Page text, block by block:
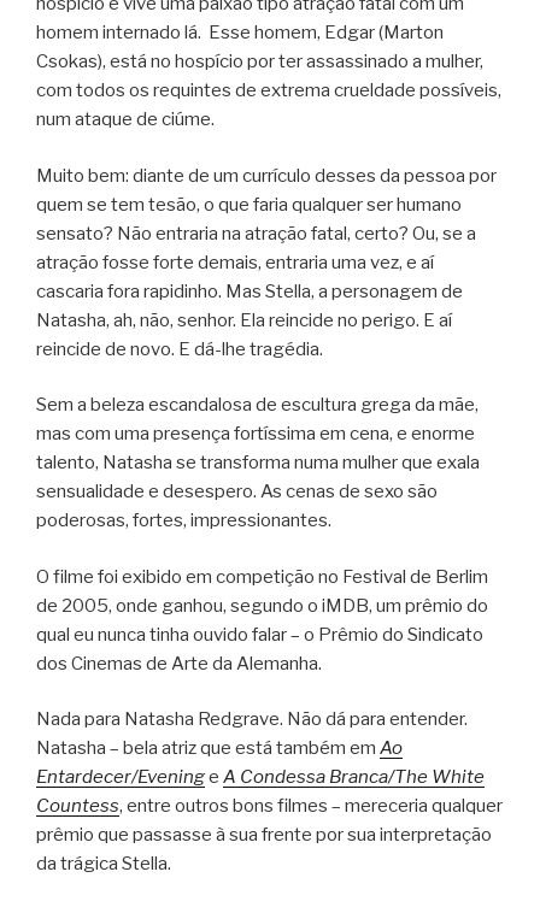
homem internado lá. Esse homem, Edgar (Marton
Csokas), está no hospício por ter assassinado a mulher,
com todos os requintes de extrema crueldade possíveis,
num ataque de ciúme.
Muito bem: diante de um currículo desses da pessoa por
quem se tem tesão, o que faria qualquer ser humano
sensato? Não entraria na atração fatal, certo? Ou, se a
atração fosse forte demais, entraria uma vez, e aí
cascaria fora rapidinho. Mas Stella, a personagem de
Natasha, ah, não, senhor. Ela reincide no perigo. E aí
reincide de novo. E dá-lhe tragédia.
Sem a beleza escandalosa de escultura grega da mãe,
mas com uma presença fortíssima em cena, e enorme
talento, Natasha se transforma numa mulher que exala
sensualidade e desespero. As cenas de sexo são
poderosas, fortes, impressionantes.
O filme foi exibido em competição no Festival de Berlim
de 2005, onde ganhou, segundo o iMDB, um prêmio do
qual eu nunca tinha ouvido falar – o Prêmio do Sindicato
dos Cinemas de Arte da Alemanha.
Nada para Natasha Redgrave. Não dá para entender.
Natasha – bela atriz que está também em Ao
Entardecer/Eveninge A Condessa Branca/The White
Countess, entre outros bons filmes – mereceria qualquer
prêmio que passasse à sua frente por sua interpretação
da trágica Stella.